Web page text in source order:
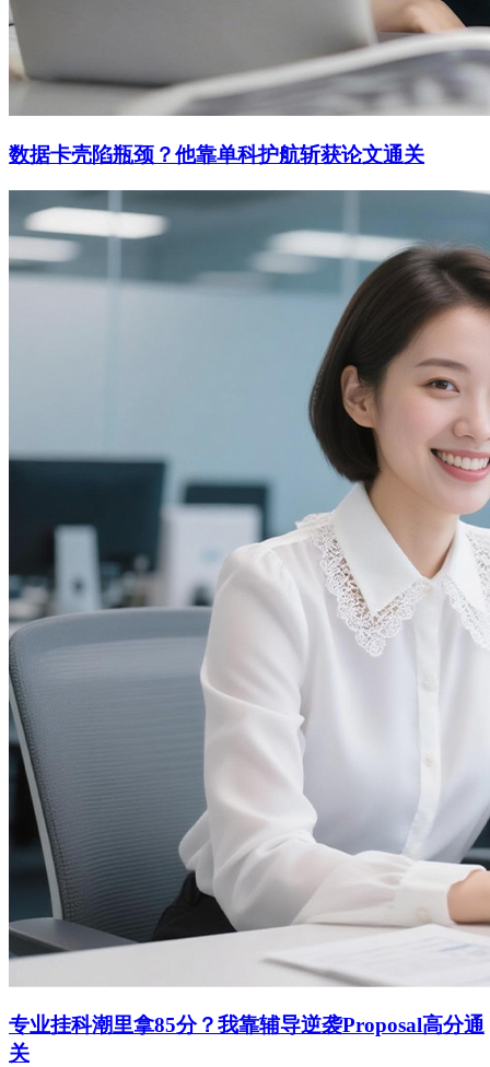
数据卡壳陷瓶颈？他靠单科护航斩获论文通关
专业挂科潮里拿85分？我靠辅导逆袭Proposal高分通
关